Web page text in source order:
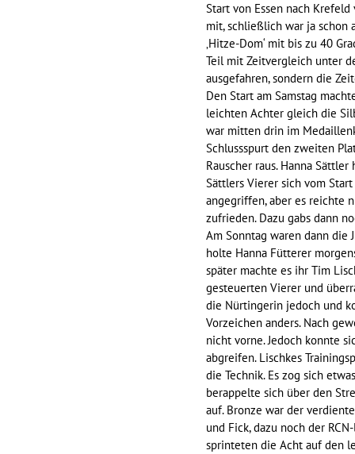
Start von Essen nach
mit, schließlich war ja schon
‚Hitze-Dom‘ mit bis zu 40
Teil mit Zeitvergleich unter
ausgefahren, sondern die
Den Start am Samstag
leichten Achter gleich die
war mitten drin im
Schlussspurt den zweiten
Rauscher raus. Hanna
Sättlers Vierer sich vom
angegriffen, aber es reichte
zufrieden. Dazu gabs dann
Am Sonntag waren dann die
holte Hanna Fütterer
später machte es ihr Tim
gesteuerten Vierer und
die Nürtingerin jedoch und
Vorzeichen anders. Nach
nicht vorne. Jedoch konnte
abgreifen. Lischkes
die Technik. Es zog sich
berappelte sich über den
auf. Bronze war der
und Fick, dazu noch der
sprinteten die Acht auf den